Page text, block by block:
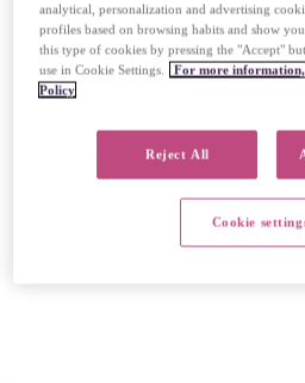
analytical, personalization and advertising
profiles based on browsing habits and show
this type of cookies by pressing the "Accept"
use in Cookie Settings.
For more
Policy
Reject All
Cookie